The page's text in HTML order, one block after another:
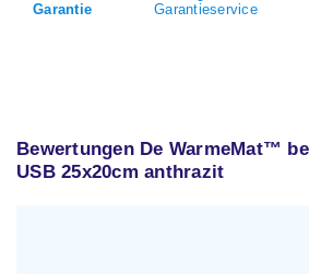
Garantie
Garantieservice
Bewertungen De WarmeMat™
USB 25x20cm anthrazit